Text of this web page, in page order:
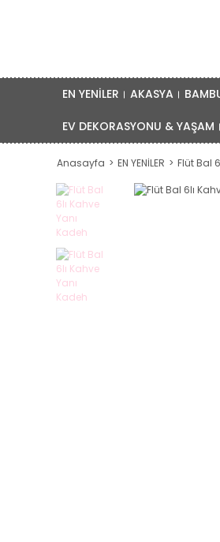
EN YENİLER AKASYA
EV DEKORASYONU & YAŞAM
Anasayfa EN YENİLER Flüt Bal